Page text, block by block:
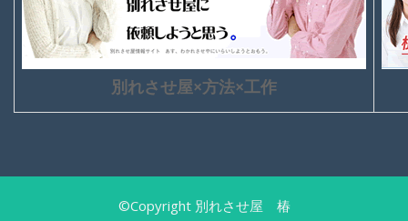
別れさせ屋×方法×工作
©Copyright 別れさせ屋 椿